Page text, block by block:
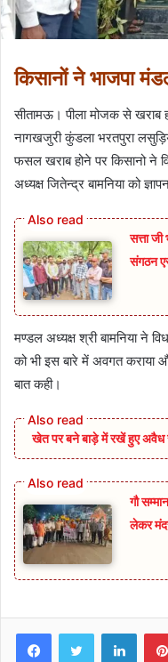
किसानों ने भाजपा
सीतामऊ। पीला मोजक से
नागखजुरी कुंडला भरतपुरा
फसल खराब होने पर किसानो ने
अध्यक्ष जितेन्द्र बामनिया को
सत्ता
संगठन
मण्डल अध्यक्ष श्री बामनिया ने
को भी इस बारे में अवगत कराया
बात कही।
खेत पर बने बाड़े में रखें हुए अवैध
गौ
लेकर
FacebookTwitter